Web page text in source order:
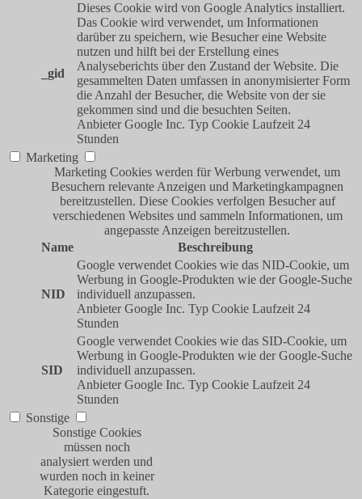
_gid
Dieses Cookie wird von Google Analytics installiert.
Das Cookie wird verwendet, um Informationen
darüber zu speichern, wie Besucher eine Website
nutzen und hilft bei der Erstellung eines
Analyseberichts über den Zustand der Website. Die
gesammelten Daten umfassen in anonymisierter Form
die Anzahl der Besucher, die Website von der sie
gekommen sind und die besuchten Seiten.
Anbieter Google Inc. Typ Cookie Laufzeit 24
Stunden
Marketing
Marketing Cookies werden für Werbung verwendet, um
Besuchern relevante Anzeigen und Marketingkampagnen
bereitzustellen. Diese Cookies verfolgen Besucher auf
verschiedenen Websites und sammeln Informationen, um
angepasste Anzeigen bereitzustellen.
Name
Beschreibung
NID
Google verwendet Cookies wie das NID-Cookie, um
Werbung in Google-Produkten wie der Google-Suche
individuell anzupassen.
Anbieter Google Inc. Typ Cookie Laufzeit 24
Stunden
SID
Google verwendet Cookies wie das SID-Cookie, um
Werbung in Google-Produkten wie der Google-Suche
individuell anzupassen.
Anbieter Google Inc. Typ Cookie Laufzeit 24
Stunden
Sonstige
Sonstige Cookies
müssen noch
analysiert werden und
wurden noch in keiner
Kategorie eingestuft.